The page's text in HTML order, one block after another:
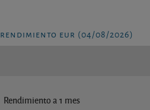
rendimiento eur (04/08/2026)
Rendimiento a 1 mes